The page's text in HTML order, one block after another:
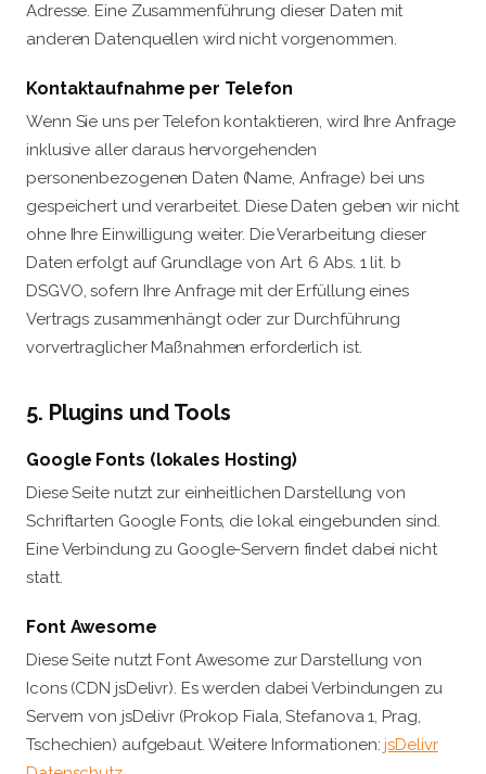
Adresse. Eine Zusammenführung dieser Daten mit
anderen Datenquellen wird nicht vorgenommen.
Kontaktaufnahme per Telefon
Wenn Sie uns per Telefon kontaktieren, wird Ihre Anfrage
inklusive aller daraus hervorgehenden
personenbezogenen Daten (Name, Anfrage) bei uns
gespeichert und verarbeitet. Diese Daten geben wir nicht
ohne Ihre Einwilligung weiter. Die Verarbeitung dieser
Daten erfolgt auf Grundlage von Art. 6 Abs. 1 lit. b
DSGVO, sofern Ihre Anfrage mit der Erfüllung eines
Vertrags zusammenhängt oder zur Durchführung
vorvertraglicher Maßnahmen erforderlich ist.
5. Plugins und Tools
Google Fonts (lokales Hosting)
Diese Seite nutzt zur einheitlichen Darstellung von
Schriftarten Google Fonts, die lokal eingebunden sind.
Eine Verbindung zu Google-Servern findet dabei nicht
statt.
Font Awesome
Diese Seite nutzt Font Awesome zur Darstellung von
Icons (CDN jsDelivr). Es werden dabei Verbindungen zu
Servern von jsDelivr (Prokop Fiala, Stefanova 1, Prag,
Tschechien) aufgebaut. Weitere Informationen:jsDelivr